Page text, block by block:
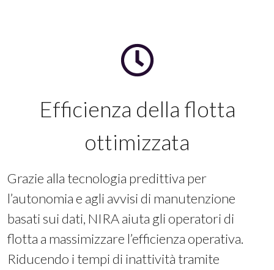
Efficienza della flotta
ottimizzata
Grazie alla tecnologia predittiva per
l’autonomia e agli avvisi di manutenzione
basati sui dati, NIRA aiuta gli operatori di
flotta a massimizzare l’efficienza operativa.
Riducendo i tempi di inattività tramite